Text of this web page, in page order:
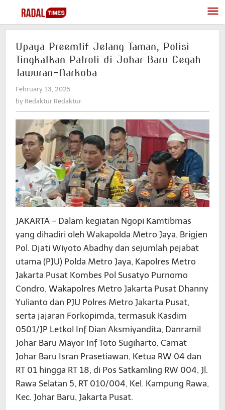
content
Upaya Preemtif Jelang Taman, Polisi
Tingkatkan Patroli di Johar Baru Cegah
Tawuran-Narkoba
February 13, 2025
Redaktur
by Redaktur Redaktur
JAKARTA – Dalam kegiatan Ngopi Kamtibmas
yang dihadiri oleh Wakapolda Metro Jaya, Brigjen
Pol. Djati Wiyoto Abadhy dan sejumlah pejabat
utama (PJU) Polda Metro Jaya, Kapolres Metro
Jakarta Pusat Kombes Pol Susatyo Purnomo
Condro, Wakapolres Metro Jakarta Pusat Dhanny
Yulianto dan PJU Polres Metro Jakarta Pusat,
serta jajaran Forkopimda, termasuk Kasdim
0501/JP Letkol Inf Dian Aksmiyandita, Danramil
Johar Baru Mayor Inf Toto Sugiharto, Camat
Johar Baru Isran Prasetiawan, Ketua RW 04 dan
RT 01 hingga RT 18, di Pos Satkamling RW 004, Jl.
Rawa Selatan 5, RT 010/004, Kel. Kampung Rawa,
Kec. Johar Baru, Jakarta Pusat.